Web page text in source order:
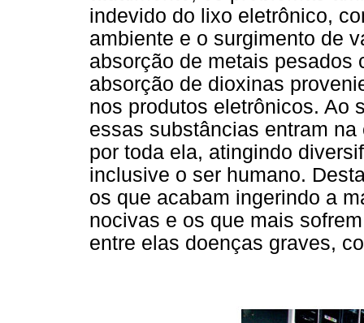
indevido do lixo eletrônico,
ambiente e o surgimento de
absorção de metais pesados
absorção de dioxinas
nos produtos eletrônicos. Ao
essas substâncias entram
por toda ela, atingindo
inclusive o ser humano.
os que acabam ingerindo a
nocivas e os que mais
entre elas doenças graves,